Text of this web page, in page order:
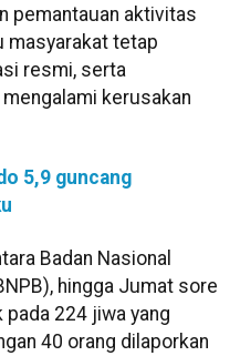
pemantauan aktivitas
masyarakat tetap
resmi, serta
kerusakan
5,9 guncang
Badan Nasional
hingga Jumat sore
224 jiwa yang
40 orang dilaporkan